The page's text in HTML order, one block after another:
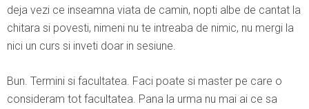
deja vezi ce inseamna viata de camin, nopti albe de cantat la
chitara si povesti, nimeni nu te intreaba de nimic, nu mergi la
nici un curs si inveti doar in sesiune.
Bun. Termini si facultatea. Faci poate si master pe care o
consideram tot facultatea. Pana la urma nu mai ai ce sa